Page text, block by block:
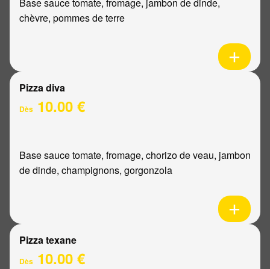
chèvre, pommes de terre
Pizza diva
Dès 10.00 €
Base sauce tomate, fromage, chorizo de veau, jambon
de dinde, champignons, gorgonzola
Pizza texane
Dès 10.00 €